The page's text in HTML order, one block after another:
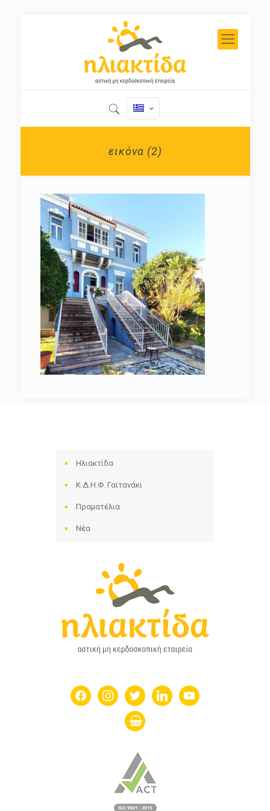
εικόνα (2)
Ηλιακτίδα
Κ.Δ.Η.Φ. Γαϊτανάκι
Πραματέλια
Νέα
facebookinstagramtwitter linkedin youtube
shopping-
basket